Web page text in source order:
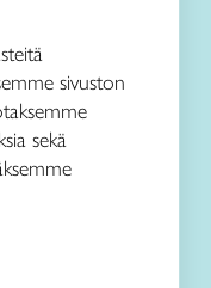
sivuston
sekä